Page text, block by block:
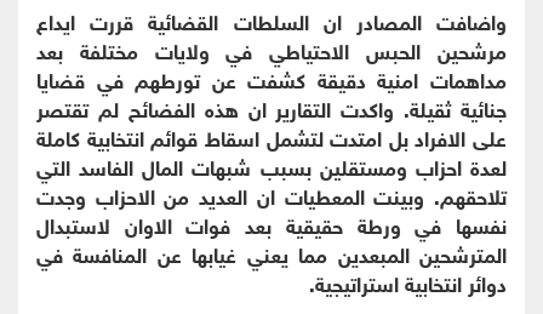
واضافت المصادر ان السلطات القضائية قررت ايداع
مرشحين الحبس الاحتياطي في ولايات مختلفة بعد
مداهمات امنية دقيقة كشفت عن تورطهم في قضايا
جنائية ثقيلة. واكدت التقارير ان هذه الفضائح لم تقتصر
على الافراد بل امتدت لتشمل اسقاط قوائم انتخابية كاملة
لعدة احزاب ومستقلين بسبب شبهات المال الفاسد التي
تلاحقهم. وبينت المعطيات ان العديد من الاحزاب وجدت
نفسها في ورطة حقيقية بعد فوات الاوان لاستبدال
المترشحين المبعدين مما يعني غيابها عن المنافسة في
دوائر انتخابية استراتيجية.